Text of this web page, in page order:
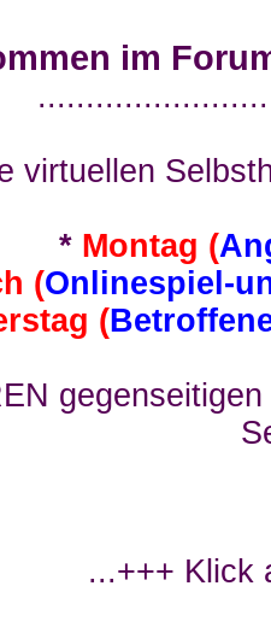
im
virtuellen
* Montag (
(Onlinespiel-
(
...+++ Klick